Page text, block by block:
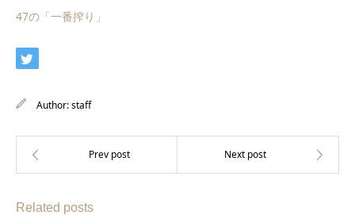
47の「一番搾り」
Author:staff
Related posts